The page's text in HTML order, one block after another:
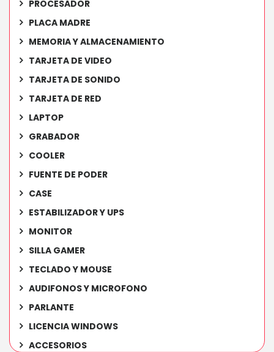
PROCESADOR
PLACA MADRE
MEMORIA Y ALMACENAMIENTO
TARJETA DE VIDEO
TARJETA DE SONIDO
TARJETA DE RED
LAPTOP
GRABADOR
COOLER
FUENTE DE PODER
CASE
ESTABILIZADOR Y UPS
MONITOR
SILLA GAMER
TECLADO Y MOUSE
AUDIFONOS Y MICROFONO
PARLANTE
LICENCIA WINDOWS
ACCESORIOS